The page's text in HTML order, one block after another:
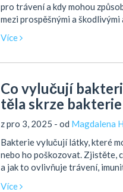
pro trávení a kdy mohou
mezi prospěšnými a škodlivými
Více
Co vylučují
těla skrze
z pro 3, 2025 - od Magdalena
Bakterie vylučují látky, které
nebo ho poškozovat. Zjistěte,
a jak to ovlivňuje trávení,
Více